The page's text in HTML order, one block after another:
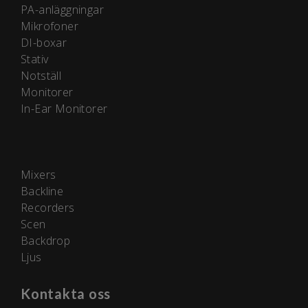
PA-anläggningar
Mikrofoner
DI-boxar
Stativ
Notställ
Monitorer
In-Ear Monitorer
Mixers
Backline
Recorders
Scen
Backdrop
Ljus
Kontakta oss